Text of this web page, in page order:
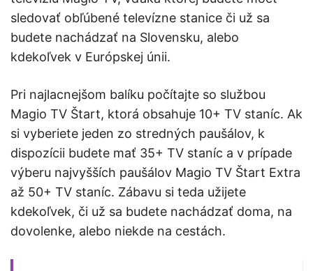
sledovať obľúbené televízne stanice či už sa
budete nachádzať na Slovensku, alebo
kdekoľvek v Európskej únii.
Pri najlacnejšom balíku počítajte so službou
Magio TV Štart, ktorá obsahuje 10+ TV staníc. Ak
si vyberiete jeden zo stredných paušálov, k
dispozícii budete mať 35+ TV staníc a v prípade
výberu najvyšších paušálov Magio TV Štart Extra
až 50+ TV staníc. Zábavu si teda užijete
kdekoľvek, či už sa budete nachádzať doma, na
dovolenke, alebo niekde na cestách.